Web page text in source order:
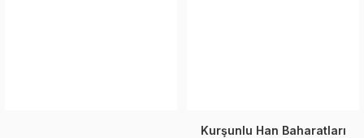
Kurşunlu Han Baharatları